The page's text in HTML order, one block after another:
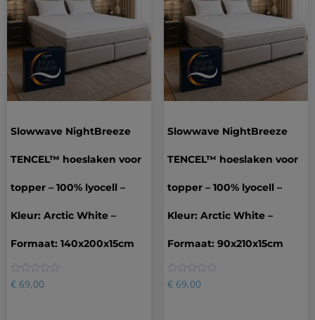
Slowwave NightBreeze
TENCEL™ hoeslaken voor
topper – 100% lyocell –
Kleur: Arctic White –
Formaat: 140x200x15cm
0
€ 69,00
Slowwave NightBreeze
TENCEL™ hoeslaken voor
topper – 100% lyocell –
Kleur: Arctic White –
Formaat: 90x210x15cm
0
€69,00